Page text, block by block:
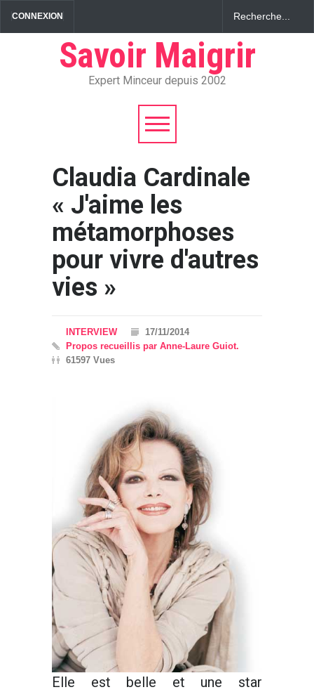
CONNEXION
Savoir Maigrir
Expert Minceur depuis 2002
Claudia Cardinale
« J'aime les
métamorphoses
pour vivre d'autres
vies »
INTERVIEW
17/11/2014
Propos recueillis par Anne-Laure Guiot.
61597 Vues
Elle est belle et une star